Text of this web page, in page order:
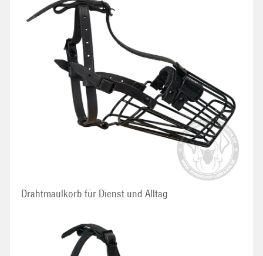
Drahtmaulkorb für Dienst und Alltag